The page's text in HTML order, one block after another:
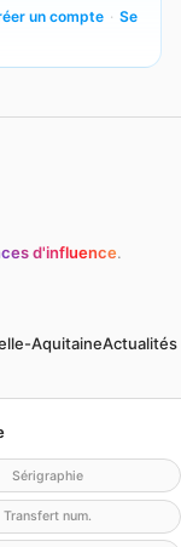
un compte · Se
d'influence.
AquitaineActualités
Sérigraphie
Transfert num.